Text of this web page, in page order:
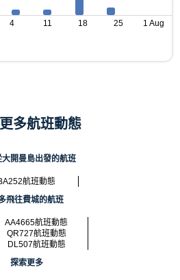
4 11 18 25 1 Aug
多航班動態
大開曼島出發的航班
航班動態
飛往費城的航班
AA4665航班動態
QR727航班動態
DL507航班動態
探索更多